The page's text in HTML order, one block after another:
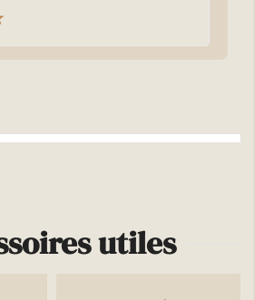
utiles